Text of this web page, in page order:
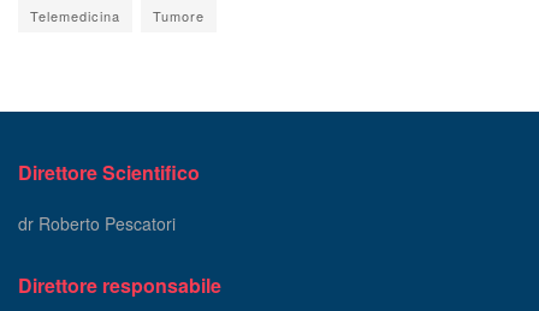
Telemedicina Tumore
Direttore Scientifico
dr Roberto Pescatori
Direttore responsabile